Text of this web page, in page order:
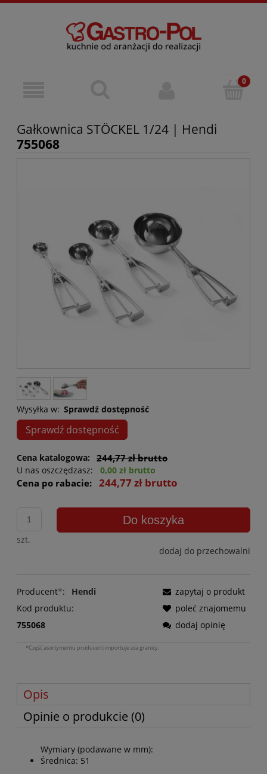
Gałkownica STÖCKEL 1/24 | Hendi
755068
Wysyłka w: Sprawdź dostępność
Sprawdź dostępność
Cena katalogowa: 244,77 zł brutto
U nas oszczędzasz: 0,00 zł brutto
Cena po rabacie: 244,77 zł brutto
szt.
Do koszyka
dodaj do przechowalni
Producent*:
Hendi
Kod produktu:
755068
zapytaj o produkt
poleć znajomemu
dodaj opinię
*Część asortymentu producent importuje zza granicy.
Opis
Opinie o produkcie (0)
Wymiary (podawane w mm):
Średnica: 51